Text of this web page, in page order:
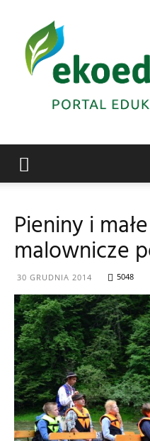
Pieniny i
malownicze
30 GRUDNIA 2014 5048